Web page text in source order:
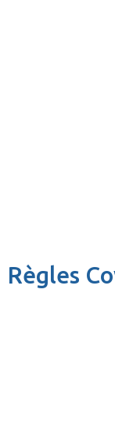
Règles